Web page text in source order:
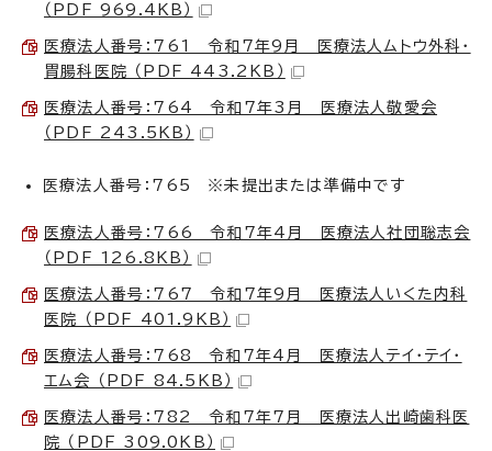
（PDF 969.4KB）
医療法人番号：761 令和7年9月 医療法人ムトウ外科・
胃腸科医院 （PDF 443.2KB）
医療法人番号：764 令和7年3月 医療法人敬愛会
（PDF 243.5KB）
医療法人番号：765 ※未提出または準備中です
医療法人番号：766 令和7年4月 医療法人社団聡志会
（PDF 126.8KB）
医療法人番号：767 令和7年9月 医療法人いくた内科
医院 （PDF 401.9KB）
医療法人番号：768 令和7年4月 医療法人テイ・テイ・
エム会 （PDF 84.5KB）
医療法人番号：782 令和7年7月 医療法人出崎歯科医
院 （PDF 309.0KB）